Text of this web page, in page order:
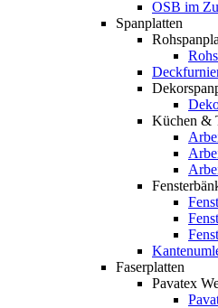
OSB im
Spanplatten
Küchen &
Faserplatten
Pavatex